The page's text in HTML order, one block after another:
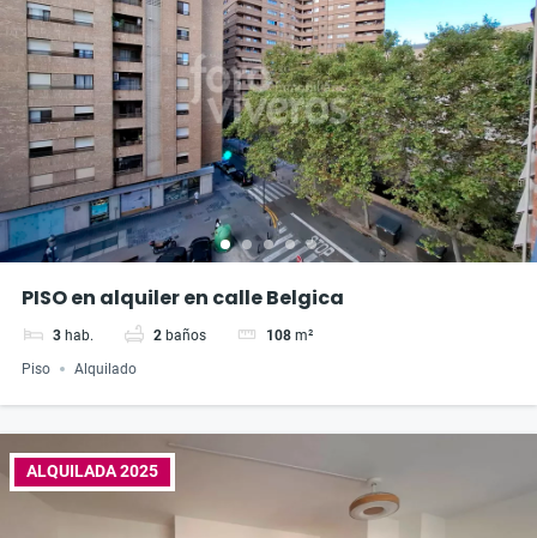
PISO en alquiler en calle Belgica
3 hab. 2 baños 108 m²
Piso Alquilado
ALQUILADA 2025